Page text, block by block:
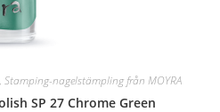
, Stamping-nagelstämpling från MOYRA
SP 27 Chrome Green